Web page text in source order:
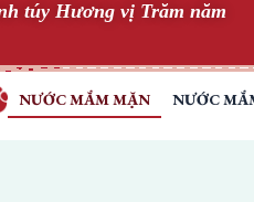
túy Hương vị Trăm năm
NƯỚC MẮM MẶN NƯỚC